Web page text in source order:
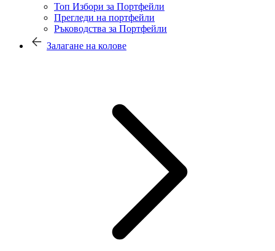
Топ Избори за Портфейли
Прегледи на портфейли
Ръководства за Портфейли
Залагане на колове